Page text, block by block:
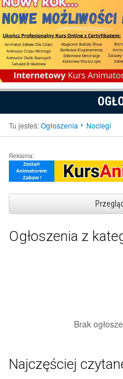
Tu jesteś:Ogłoszenia Noclegi
Reklama:
Ogłoszenia z
Brak
Najczęściej